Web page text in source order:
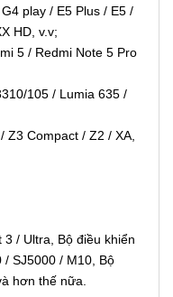
play / E5 Plus / E5 /
HD, v.v;
5 / Redmi Note 5 Pro
105 / Lumia 635 /
Z3 Compact / Z2 / XA,
/ Ultra, Bộ điều khiển
/ SJ5000 / M10, Bộ
hơn thế nữa.